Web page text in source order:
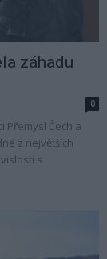
záhadu
0
Přemysl Čech a
z největších
s